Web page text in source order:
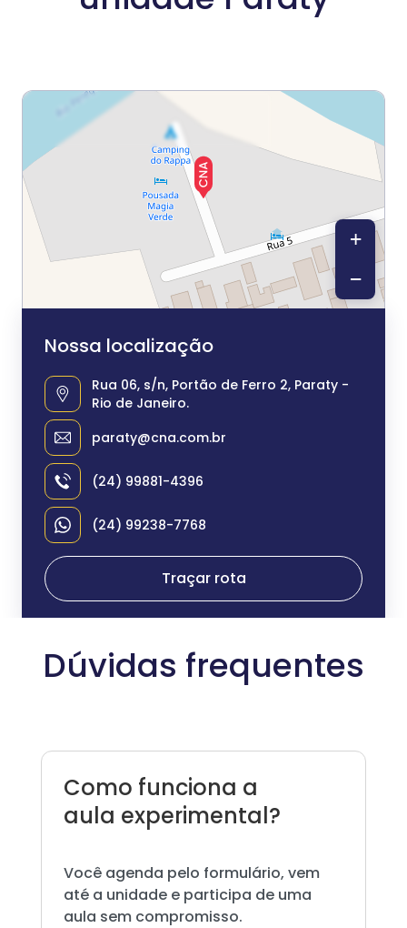
Nossa localização
Rua 06, s/n, Portão de Ferro 2, Paraty -
Rio de Janeiro.
paraty@cna.com.br
(24) 99881-4396
(24) 99238-7768
Traçar rota
+
−
Dúvidas frequentes
Como funciona a
aula experimental?
Você agenda pelo formulário, vem
até a unidade e participa de uma
aula sem compromisso.